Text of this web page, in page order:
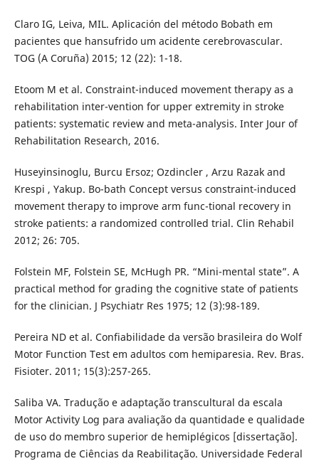
Claro IG, Leiva, MIL. Aplicación del método Bobath em
pacientes que hansufrido um acidente cerebrovascular.
TOG (A Coruña) 2015; 12 (22): 1-18.
Etoom M et al. Constraint-induced movement therapy as a
rehabilitation inter-vention for upper extremity in stroke
patients: systematic review and meta-analysis. Inter Jour of
Rehabilitation Research, 2016.
Huseyinsinoglu, Burcu Ersoz; Ozdincler , Arzu Razak and
Krespi , Yakup. Bo-bath Concept versus constraint-induced
movement therapy to improve arm func-tional recovery in
stroke patients: a randomized controlled trial. Clin Rehabil
2012; 26: 705.
Folstein MF, Folstein SE, McHugh PR. “Mini-mental state”. A
practical method for grading the cognitive state of patients
for the clinician. J Psychiatr Res 1975; 12 (3):98-189.
Pereira ND et al. Confiabilidade da versão brasileira do Wolf
Motor Function Test em adultos com hemiparesia. Rev. Bras.
Fisioter. 2011; 15(3):257-265.
Saliba VA. Tradução e adaptação transcultural da escala
Motor Activity Log para avaliação da quantidade e qualidade
de uso do membro superior de hemiplégicos [dissertação].
Programa de Ciências da Reabilitação. Universidade Federal